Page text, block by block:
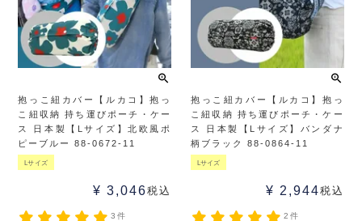
抱っこ紐カバー【ルカコ】抱っ
こ紐収納 持ち運びポーチ・ケー
ス 日本製【Lサイズ】北欧風ポ
ピーブルー 88-0672-11
Lサイズ
¥ 3,046税込
3件
抱っこ紐カバー【ルカコ】抱っ
こ紐収納 持ち運びポーチ・ケー
ス 日本製【Lサイズ】バンダナ
柄ブラック 88-0864-11
Lサイズ
¥ 2,944税込
2件